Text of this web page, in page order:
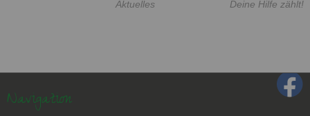
Aktuelles Deine Hilfe zählt!
Navigation